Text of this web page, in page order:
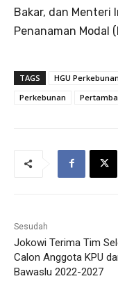
Bakar, dan Menteri
Penanaman Modal
TAGS HGU Perkebunan
Perkebunan
Sesudah
Jokowi Terima Tim
Calon Anggota KPU
Bawaslu 2022-2027